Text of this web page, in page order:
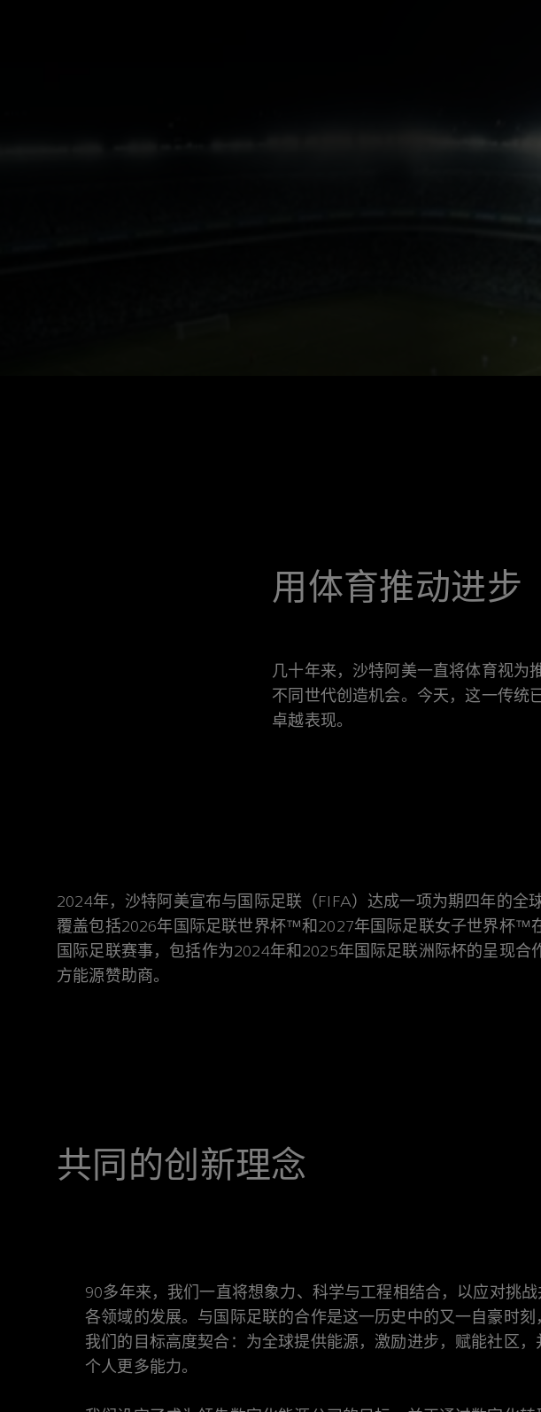
解锁我们与FIFA的
用体育推动进步
几十年来，沙特阿美一直将体育视
不同世代创造机会。今天，这一传统
卓越表现。
2024年，沙特阿美宣布与国际足联（FIFA）达成一项为期四年的
覆盖包括2026年国际足联世界杯™和2027年国际足联女子世界杯™
国际足联赛事，包括作为2024年和2025年国际足联洲际杯的呈现
方能源赞助商。
共同的创新理念
90多年来，我们一直将想象力、科学与工程相结合，以应对挑战
各领域的发展。与国际足联的合作是这一历史中的又一自豪时刻
我们的目标高度契合：为全球提供能源，激励进步，赋能社区，
个人更多能力。